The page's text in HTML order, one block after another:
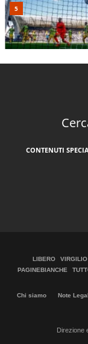
CONTENUTI
LIBERO VIRGILIO
PAGINEBIANCHE
Chi siamo Note
Direzione